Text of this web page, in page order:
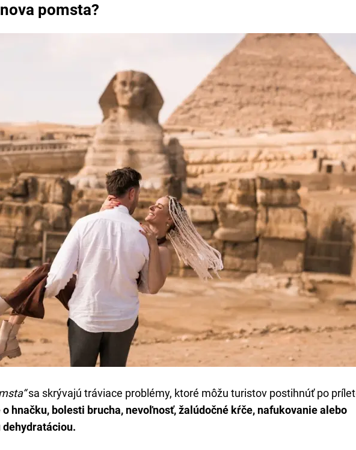
pomsta?
sa skrývajú tráviace problémy, ktoré môžu turistov postihnúť po
hnačku, bolesti brucha, nevoľnosť, žalúdočné kŕče, nafukovanie alebo